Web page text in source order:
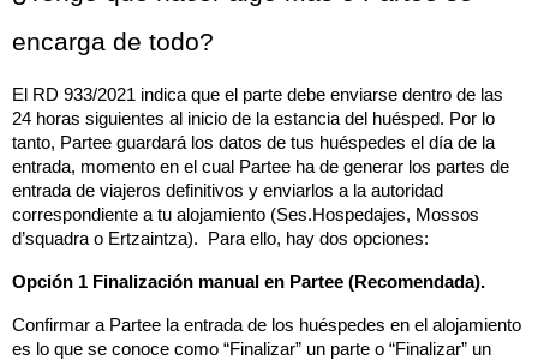
encarga de todo?
El RD 933/2021 indica que el parte debe enviarse dentro de las
24 horas siguientes al inicio de la estancia del huésped. Por lo
tanto, Partee guardará los datos de tus huéspedes el día de la
entrada, momento en el cual Partee ha de generar los partes de
entrada de viajeros definitivos y enviarlos a la autoridad
correspondiente a tu alojamiento (Ses.Hospedajes, Mossos
d’squadra o Ertzaintza).  Para ello, hay dos opciones:
Opción 1 Finalización manual en Partee (Recomendada).
Confirmar a Partee la entrada de los huéspedes en el alojamiento
es lo que se conoce como “Finalizar” un parte o “Finalizar” un